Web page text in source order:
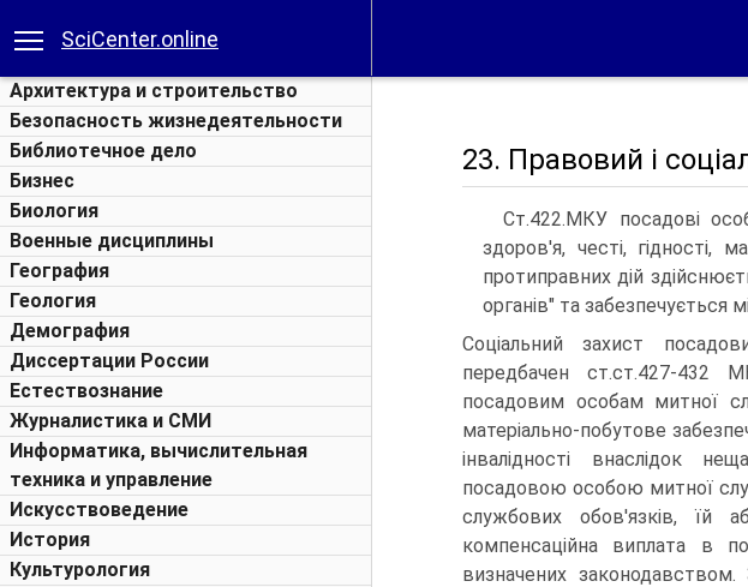
SciCenter.online
Архитектура и строительство
Безопасность жизнедеятельности
Библиотечное дело
Бизнес
Биология
Военные дисциплины
География
Геология
Демография
Диссертации России
Естествознание
Журналистика и СМИ
Информатика, вычислительная
техника и управление
Искусствоведение
История
Культурология
23. Правовий і
Ст.422.МКУ посадові
здоров'я, честі, гідності,
протиправних дій
органів" та забезпечується
Соціальний захист
передбачен ст.ст.427-432
посадовим особам митної
матеріально-побутове
інвалідності внаслідок
посадовою особою митної
службових обов'язків, їй
компенсаційна виплата в
визначених